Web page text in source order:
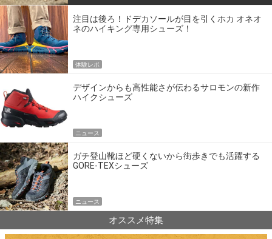
注目は後ろ！ドデカソールが目を引くホカ オネオ
ネのハイキング専用シューズ！
体験レポ
デザインからも高性能さが伝わるサロモンの新作
ハイクシューズ
ニュース
ガチ登山靴ほど硬くないから街歩きでも活躍する
GORE-TEXシューズ
ニュース
オススメ特集